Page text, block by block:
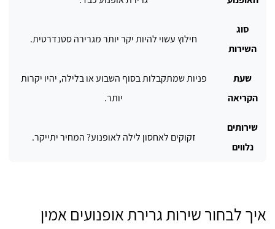
סוג
השירות
חילוץ עשוי להיות יקר יותר מגרירה סטנדרטית.
שעת
הקריאה
פניות שמתקבלות בסוף השבוע או בלילה, יהיו יקרות
יותר.
שירותים
נלווים
זקוקים לאחסון לילה לאופנוע? המחיר יתייקר.
איך לבחור שירות גרירת אופנועים אמין